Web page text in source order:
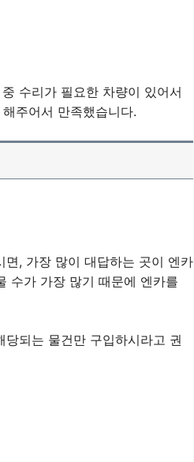
수리가 필요한 차량이 있어서
주어서 만족했습니다.
, 가장 많이 대답하는 곳이 엔카
수가 가장 많기 때문에 엔카를
되는 물건만 구입하시라고 권